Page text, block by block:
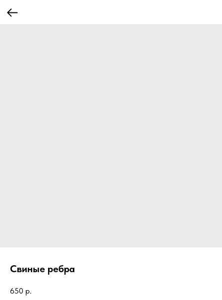
Свиные ребра
650 р.